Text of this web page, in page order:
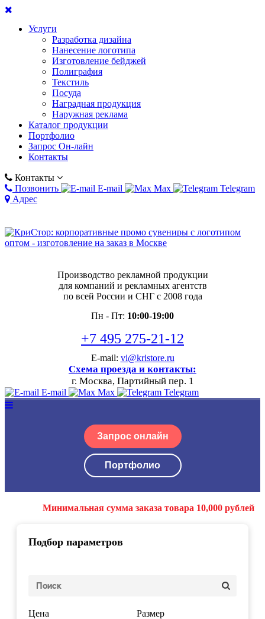
Услуги
Разработка дизайна
Нанесение логотипа
Изготовление бейджей
Полиграфия
Текстиль
Посуда
Наградная продукция
Наружная реклама
Каталог продукции
Портфолио
Запрос Он-лайн
Контакты
Контакты
Позвонить
E-mail Max
Telegram
Адрес
Производство рекламной продукции
для компаний и рекламных агентств
по всей России и СНГ с 2008 года
Пн - Пт: 10:00-19:00
+7 495 275-21-12
E-mail: vi@kristore.ru
Схема проезда и контакты:
г. Москва, Партийный пер. 1
E-mail Max Telegram
Запрос онлайн
Портфолио
Минимальная сумма заказа товара 10,000 рублей
Подбор параметров
Цена
Размер